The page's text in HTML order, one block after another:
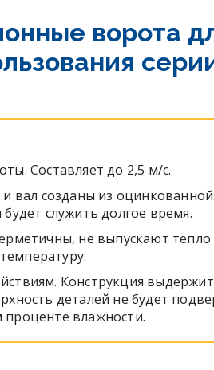
ворота
Составляет до 2,5 м/с.
вал созданы из оцинкованной
служить долгое время.
не выпускают
Конструкция
деталей не будет
влажности.